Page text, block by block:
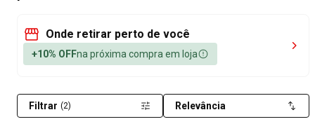
Onde retirar perto de você
+10% OFFna próxima compra em loja
Filtrar (2) Relevância